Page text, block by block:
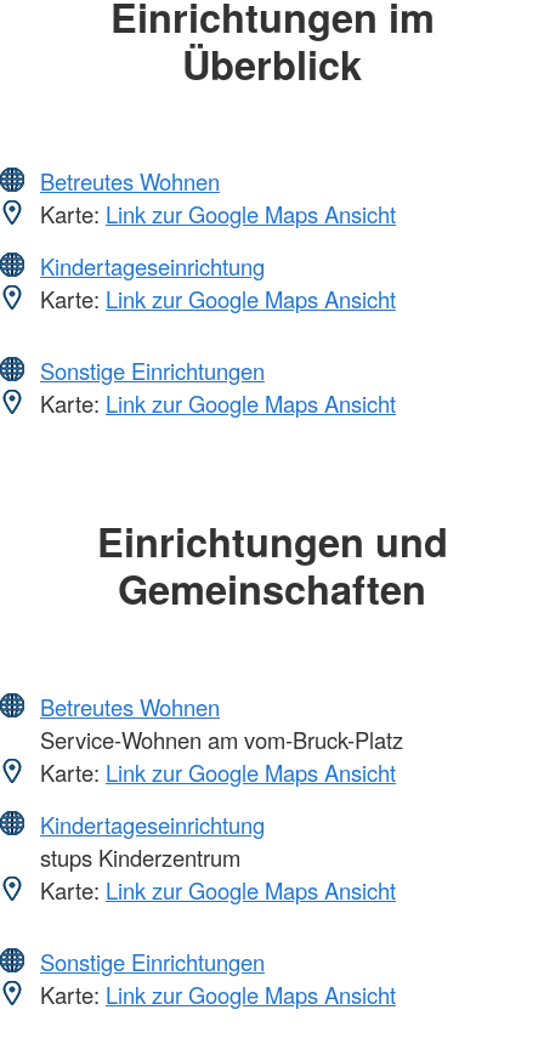
Einrichtungen im
Überblick
Betreutes Wohnen
Karte: Link zur Google Maps Ansicht
Kindertageseinrichtung
Karte: Link zur Google Maps Ansicht
Sonstige Einrichtungen
Karte: Link zur Google Maps Ansicht
Einrichtungen und
Gemeinschaften
Betreutes Wohnen
Service-Wohnen am vom-Bruck-Platz
Karte: Link zur Google Maps Ansicht
Kindertageseinrichtung
stups Kinderzentrum
Karte: Link zur Google Maps Ansicht
Sonstige Einrichtungen
Karte: Link zur Google Maps Ansicht